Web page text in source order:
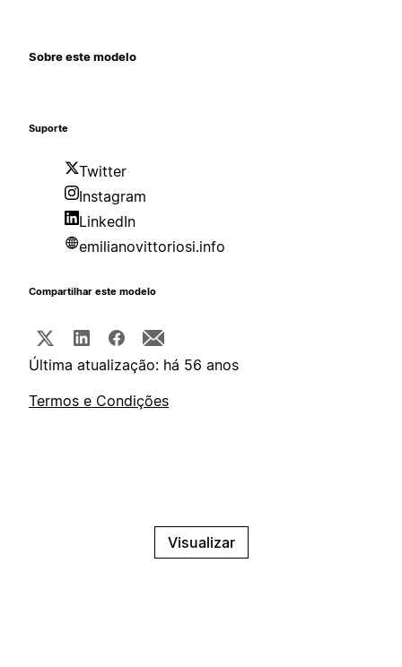
Sobre este modelo
Suporte
Twitter
Instagram
LinkedIn
emilianovittoriosi.info
Compartilhar este modelo
Última atualização: há 56 anos
Termos e Condições
Visualizar